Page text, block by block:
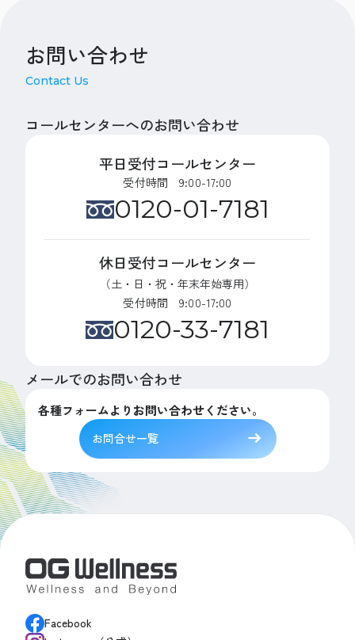
お問い合わせ
Contact Us
コールセンターへのお問い合わせ
平日受付コールセンター
受付時間 9:00-17:00
0120-01-7181
休日受付コールセンター
（土・日・祝・年末年始専用）
受付時間 9:00-17:00
0120-33-7181
メールでのお問い合わせ
各種フォームよりお問い合わせください。
お問合せ一覧
Facebook